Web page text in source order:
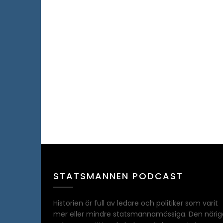
STATSMANNEN PODCAST
Historien är full av ledare och politiker som varit
mer eller mindre statsmannamässiga. Den